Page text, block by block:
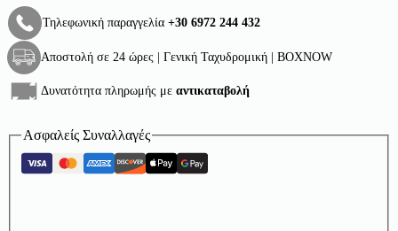
Τηλεφωνική παραγγελία +30 6972 244 432
Αποστολή σε 24 ώρες | Γενική Ταχυδρομική | BOXNOW
Δυνατότητα πληρωμής με αντικαταβολή
Ασφαλείς Συναλλαγές